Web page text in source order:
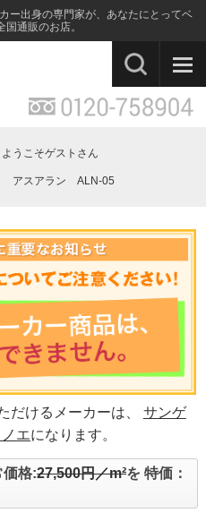
ー出身の専門家が、あなたにとってベ
通販のお店。
ようこそゲストさん
アスアラン ALN-05
だけるメーカーは、 サンゲ
エになります。
格:27,500円／m²を 特価：